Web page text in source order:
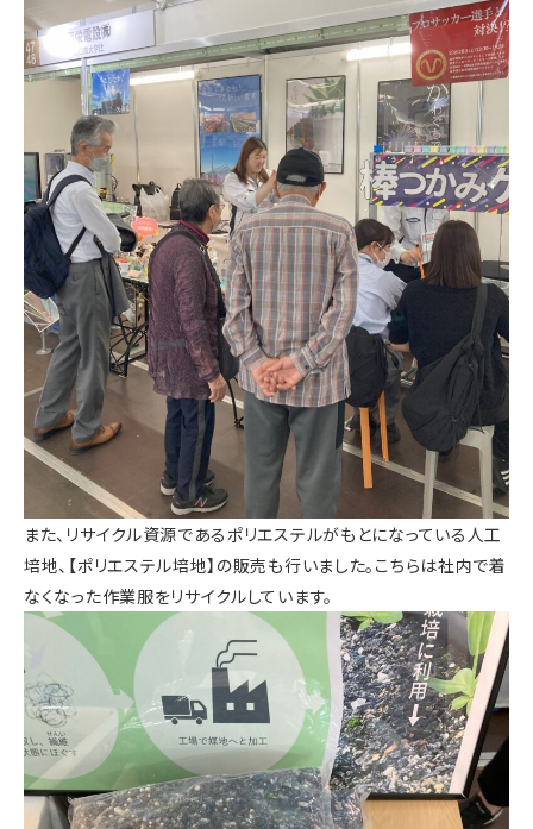
また、リサイクル資源であるポリエステルがもとになっている人工
培地、【ポリエステル培地】の販売も行いました。こちらは社内で着
なくなった作業服をリサイクルしています。